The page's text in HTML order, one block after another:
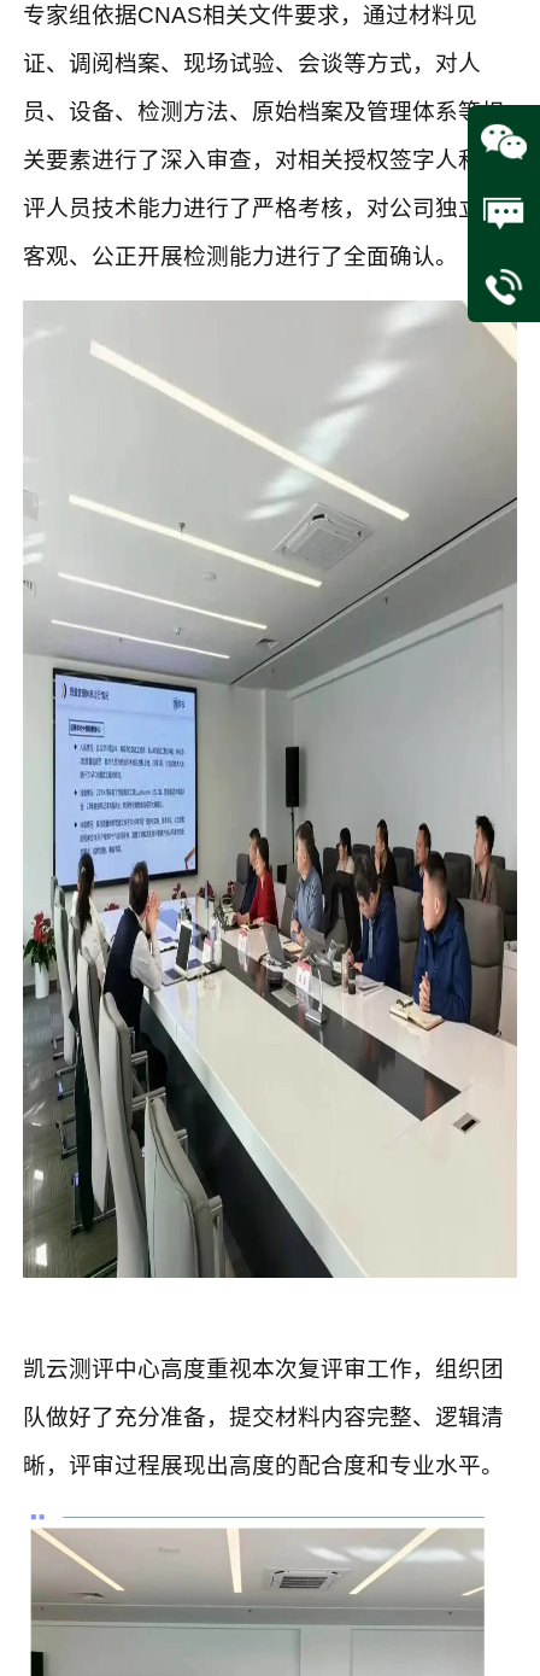
专家组依据CNAS相关文件要求，通过材料见
证、调阅档案、现场试验、会谈等方式，对人
员、设备、检测方法、原始档案及管理体系等相
关要素进行了深入审查，对相关授权签字人和测
评人员技术能力进行了严格考核，对公司独立、
客观、公正开展检测能力进行了全面确认。
凯云测评中心高度重视本次复评审工作，组织团
队做好了充分准备，提交材料内容完整、逻辑清
晰，评审过程展现出高度的配合度和专业水平。